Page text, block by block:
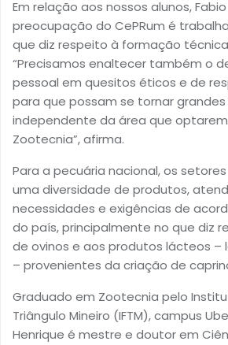
Em relação aos nossos alunos,
preocupação do CePRum é
que diz respeito à formação
“Precisamos enaltecer também o
pessoal em quesitos éticos e de
para que possam se tornar grandes
independente da área que
Zootecnia”, afirma.
Para a pecuária nacional, os
uma diversidade de produtos,
necessidades e exigências de
do país, principalmente no que diz
de ovinos e aos produtos lácteos –
– provenientes da criação de
Graduado em Zootecnia pelo
Triângulo Mineiro (IFTM), campus
Henrique é mestre e doutor em